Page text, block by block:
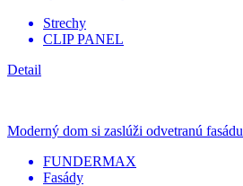
Strechy
CLIP PANEL
Detail
Moderný dom si zaslúži odvetranú fasádu
FUNDERMAX
Fasády